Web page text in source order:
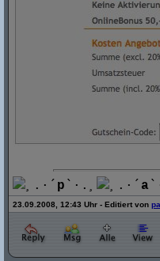
¸.·´ p `·.¸ ¸.·´ a
23.09.2008, 12:43 Uhr - Editiert von